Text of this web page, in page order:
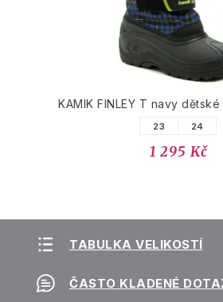
KAMIK FINLEY T navy
23 24
1 295 Kč
TABULKA VELIKOSTÍ
ČASTO KLADENÉ